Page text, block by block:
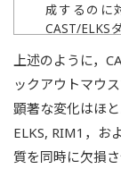
成するのに
CAST/ELKS
リボンシナ
ト．（B）
末端．通常
VDCCが
CAST/ELKS
ラスター内
上述のように，
ックアウトマウ
顕著な変化はほ
ELKS, RIM1，お
質を同時に欠損